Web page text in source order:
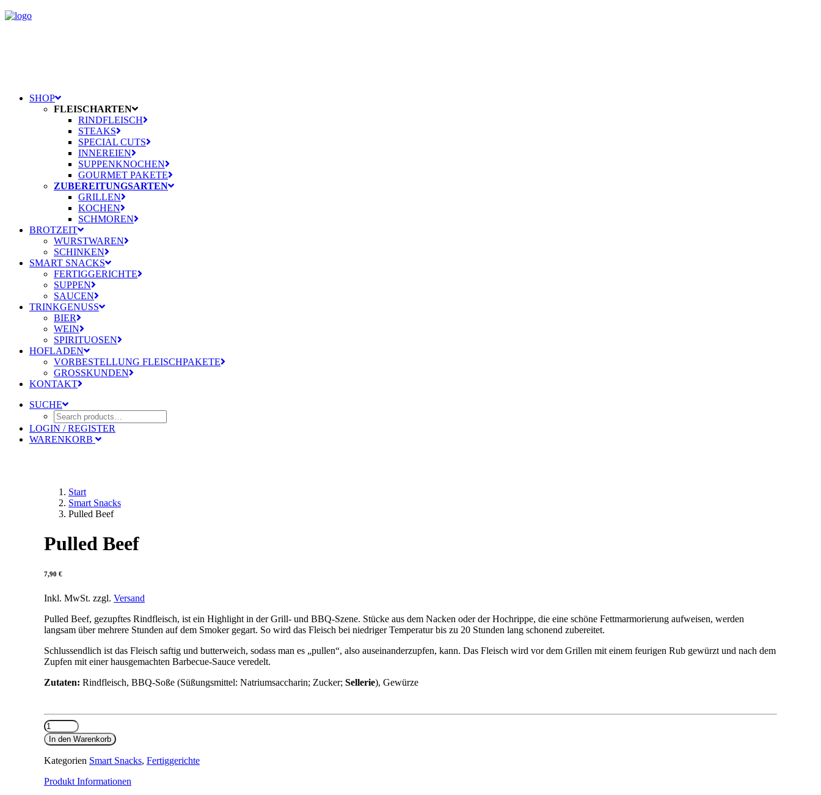
SHOP
FLEISCHARTEN
RINDFLEISCH
STEAKS
SPECIAL CUTS
INNEREIEN
SUPPENKNOCHEN
GOURMET PAKETE
ZUBEREITUNGSARTEN
GRILLEN
KOCHEN
SCHMOREN
BROTZEIT
WURSTWAREN
SCHINKEN
SMART SNACKS
FERTIGGERICHTE
SUPPEN
SAUCEN
TRINKGENUSS
BIER
WEIN
SPIRITUOSEN
HOFLADEN
VORBESTELLUNG FLEISCHPAKETE
GROSSKUNDEN
KONTAKT
SUCHE
LOGIN / REGISTER
WARENKORB
Start
Smart Snacks
Pulled Beef
Pulled Beef
7,90 €
Inkl. MwSt. zzgl. Versand
Pulled Beef, gezupftes Rindfleisch, ist ein Highlight in der Grill- und BBQ-Szene. Stücke aus dem Nacken oder der Hochrippe, die eine schöne Fettmarmorierung aufweisen, werden
langsam über mehrere Stunden auf dem Smoker gegart. So wird das Fleisch bei niedriger Temperatur bis zu 20 Stunden lang schonend zubereitet.
Schlussendlich ist das Fleisch saftig und butterweich, sodass man es „pullen“, also auseinanderzupfen, kann. Das Fleisch wird vor dem Grillen mit einem feurigen Rub gewürzt und nach dem
Zupfen mit einer hausgemachten Barbecue-Sauce veredelt.
Zutaten: Rindfleisch, BBQ-Soße (Süßungsmittel: Natriumsaccharin; Zucker; Sellerie), Gewürze
Pulled
Beef
Menge
In den Warenkorb
Kategorien Smart Snacks, Fertiggerichte
Produkt Informationen